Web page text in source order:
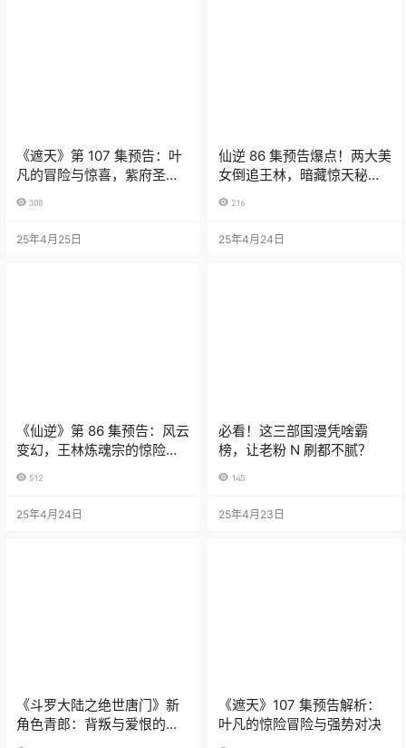
《遮天》第 107 集预告：叶
凡的冒险与惊喜，紫府圣女
的挑战
308
25年4月25日
仙逆 86 集预告爆点！两大美
女倒追王林，暗藏惊天秘密
助男主逆袭
216
25年4月24日
《仙逆》第 86 集预告：风云
变幻，王林炼魂宗的惊险征
512
25年4月24日
必看！这三部国漫凭啥霸
榜，让老粉 N 刷都不腻？
145
25年4月23日
《斗罗大陆之绝世唐门》新
角色青郎：背叛与爱恨的交
《遮天》107 集预告解析：
叶凡的惊险冒险与强势对决